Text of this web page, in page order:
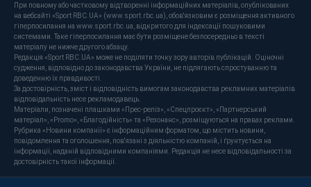
При повному або частковому відтворенні інформаційних матеріалів, опублікованих
на вебсайті «Sport RBC.UA» (www.sport.rbc.ua), обов'язковим є розміщення активного
гіперпосилання на www.sport.rbc.ua, відкритого для індексації пошуковими
системами. Таке гіперпосилання має бути розміщене безпосередньо в тексті
матеріалу не нижче другого абзацу.
Редакція «Sport RBC.UA» може не поділяти точку зору авторів публікацій. Оціночні
судження, відповідно до законодавства України, не підлягають спростуванню та
доведенню їх правдивості.
За достовірність, зміст і відповідність вимогам законодавства рекламних матеріалів
відповідальність несе рекламодавець.
Матеріали, позначені плашками «Прес-реліз», «Спецпроєкт», «Партнерський
матеріал», «Promo», «Благодійність» та «Резонанс», розміщуються на правах реклами.
Рубрика «Новини компанії» є інформаційним форматом, що містить новини,
повідомлення та оголошення, пов'язані з діяльністю компаній, і ґрунтується на
інформації, наданій відповідними компаніями. Редакція не несе відповідальності за
достовірність такої інформації.